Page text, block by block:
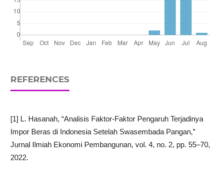
REFERENCES
[1] L. Hasanah, “Analisis Faktor-Faktor Pengaruh Terjadinya
Impor Beras di Indonesia Setelah Swasembada Pangan,”
Jurnal Ilmiah Ekonomi Pembangunan, vol. 4, no. 2, pp. 55–70,
2022.